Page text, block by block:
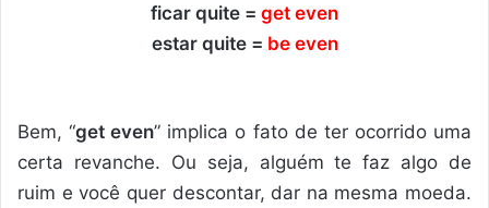
ficar quite = get even
estar quite = be even
Bem, “get even” implica o fato de ter ocorrido uma
certa revanche. Ou seja, alguém te faz algo de
ruim e você quer descontar, dar na mesma moeda.